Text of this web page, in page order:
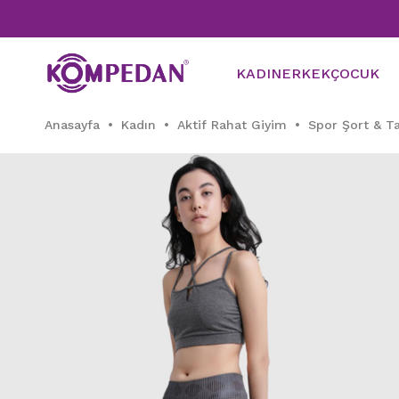
KADINERKEKÇOCUK
Anasayfa Kadın Aktif Rahat Giyim Spor Şort &